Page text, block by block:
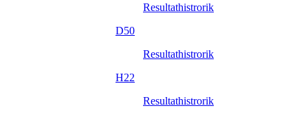
Resultathistrorik
D50
Resultathistrorik
H22
Resultathistrorik